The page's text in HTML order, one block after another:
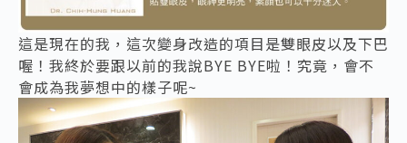
這是現在的我，這次變身改造的項目是雙眼皮以及下巴
喔！我終於要跟以前的我說BYE BYE啦！究竟，會不
會成為我夢想中的樣子呢~